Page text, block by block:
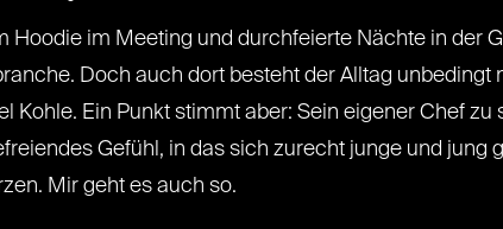
Hoodie im Meeting und durchfeierte Nächte in der
Doch auch dort besteht der Alltag unbedingt
Kohle. Ein Punkt stimmt aber: Sein eigener Chef zu
Gefühl, in das sich zurecht junge und jung
Mir geht es auch so.